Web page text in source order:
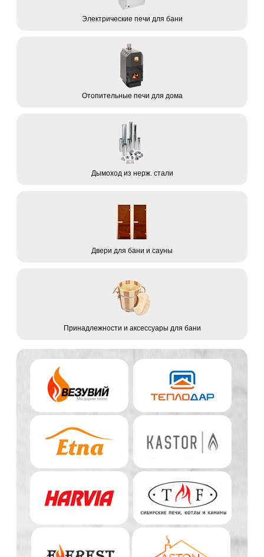
Электрические печи для бани
Отопительные печи для дома
Дымоход из нерж. стали
Двери для бани и сауны
Принадлежности и аксессуары для бани